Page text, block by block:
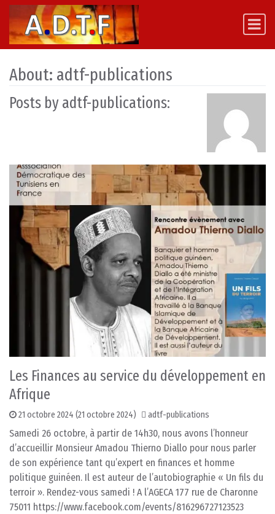
Skip to content
Main Navigation
About: adtf-publications
Posts by adtf-publications:
Les Finances au service du développement en
Afrique
21 octobre 2024 (21 octobre 2024) adtf-publications
Samedi 26 octobre, à partir de 14h30, nous avons l’honneur
d’accueillir Monsieur Amadou Thierno Diallo pour nous parler
de son expérience tant qu’expert en finances et homme
politique guinéen. Il est auteur de l’autobiographie « Un fils du
terroir ». Rendez-vous samedi ! A l’AGECA 177 rue de Charonne
75011 https://www.facebook.com/events/816296727123523